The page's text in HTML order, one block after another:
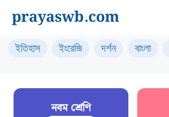
content
prayaswb.com
ইতিহাস ইংরেজি দর্শন বাংলা
নবম শ্রেণি